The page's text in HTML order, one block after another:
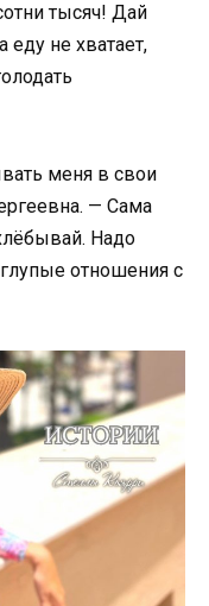
тысяч! Дай
не хватает,
меня в свои
— Сама
Надо
отношения с